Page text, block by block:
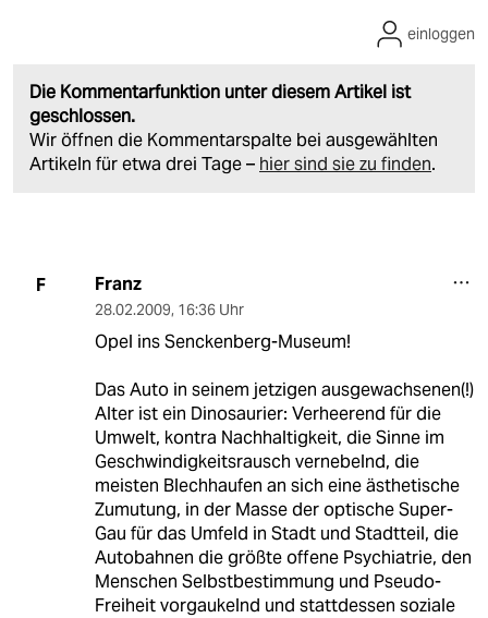
Die Kommentarfunktion unter diesem Artikel ist
geschlossen.
Wir öffnen die Kommentarspalte bei ausgewählten
Artikeln für etwa drei Tage – hier sind sie zu finden.
einloggen
F Franz
28.02.2009, 16:36 Uhr
Opel ins Senckenberg-Museum!
Das Auto in seinem jetzigen ausgewachsenen(!)
Alter ist ein Dinosaurier: Verheerend für die
Umwelt, kontra Nachhaltigkeit, die Sinne im
Geschwindigkeitsrausch vernebelnd, die
meisten Blechhaufen an sich eine ästhetische
Zumutung, in der Masse der optische Super-
Gau für das Umfeld in Stadt und Stadtteil, die
Autobahnen die größte offene Psychiatrie, den
Menschen Selbstbestimmung und Pseudo-
Freiheit vorgaukelnd und stattdessen soziale